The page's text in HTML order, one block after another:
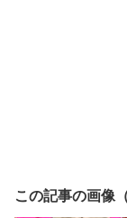
この記事の画像